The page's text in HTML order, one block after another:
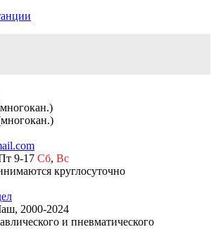
9-17 Сб, Вс
круглосуточно
2000-2024
и пневматического